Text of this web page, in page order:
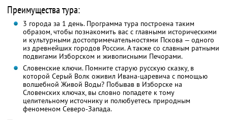
Преимущества тура:
3 города за 1 день. Программа тура построена таким
образом, чтобы познакомить вас с главными историческими
и культурными достопримечательностями Пскова — одного
из древнейших городов России. А также со славным ратными
подвигами Изборском и живописными Печорами.
Словенские ключи. Помните старую русскую сказку, в
которой Серый Волк оживил Ивана-царевича с помощью
волшебной Живой Воды? Побывав в Изборске на
Словенских ключах, вы словно попадете к тому
целительному источнику и полюбуетесь природным
феноменом Северо-Запада.